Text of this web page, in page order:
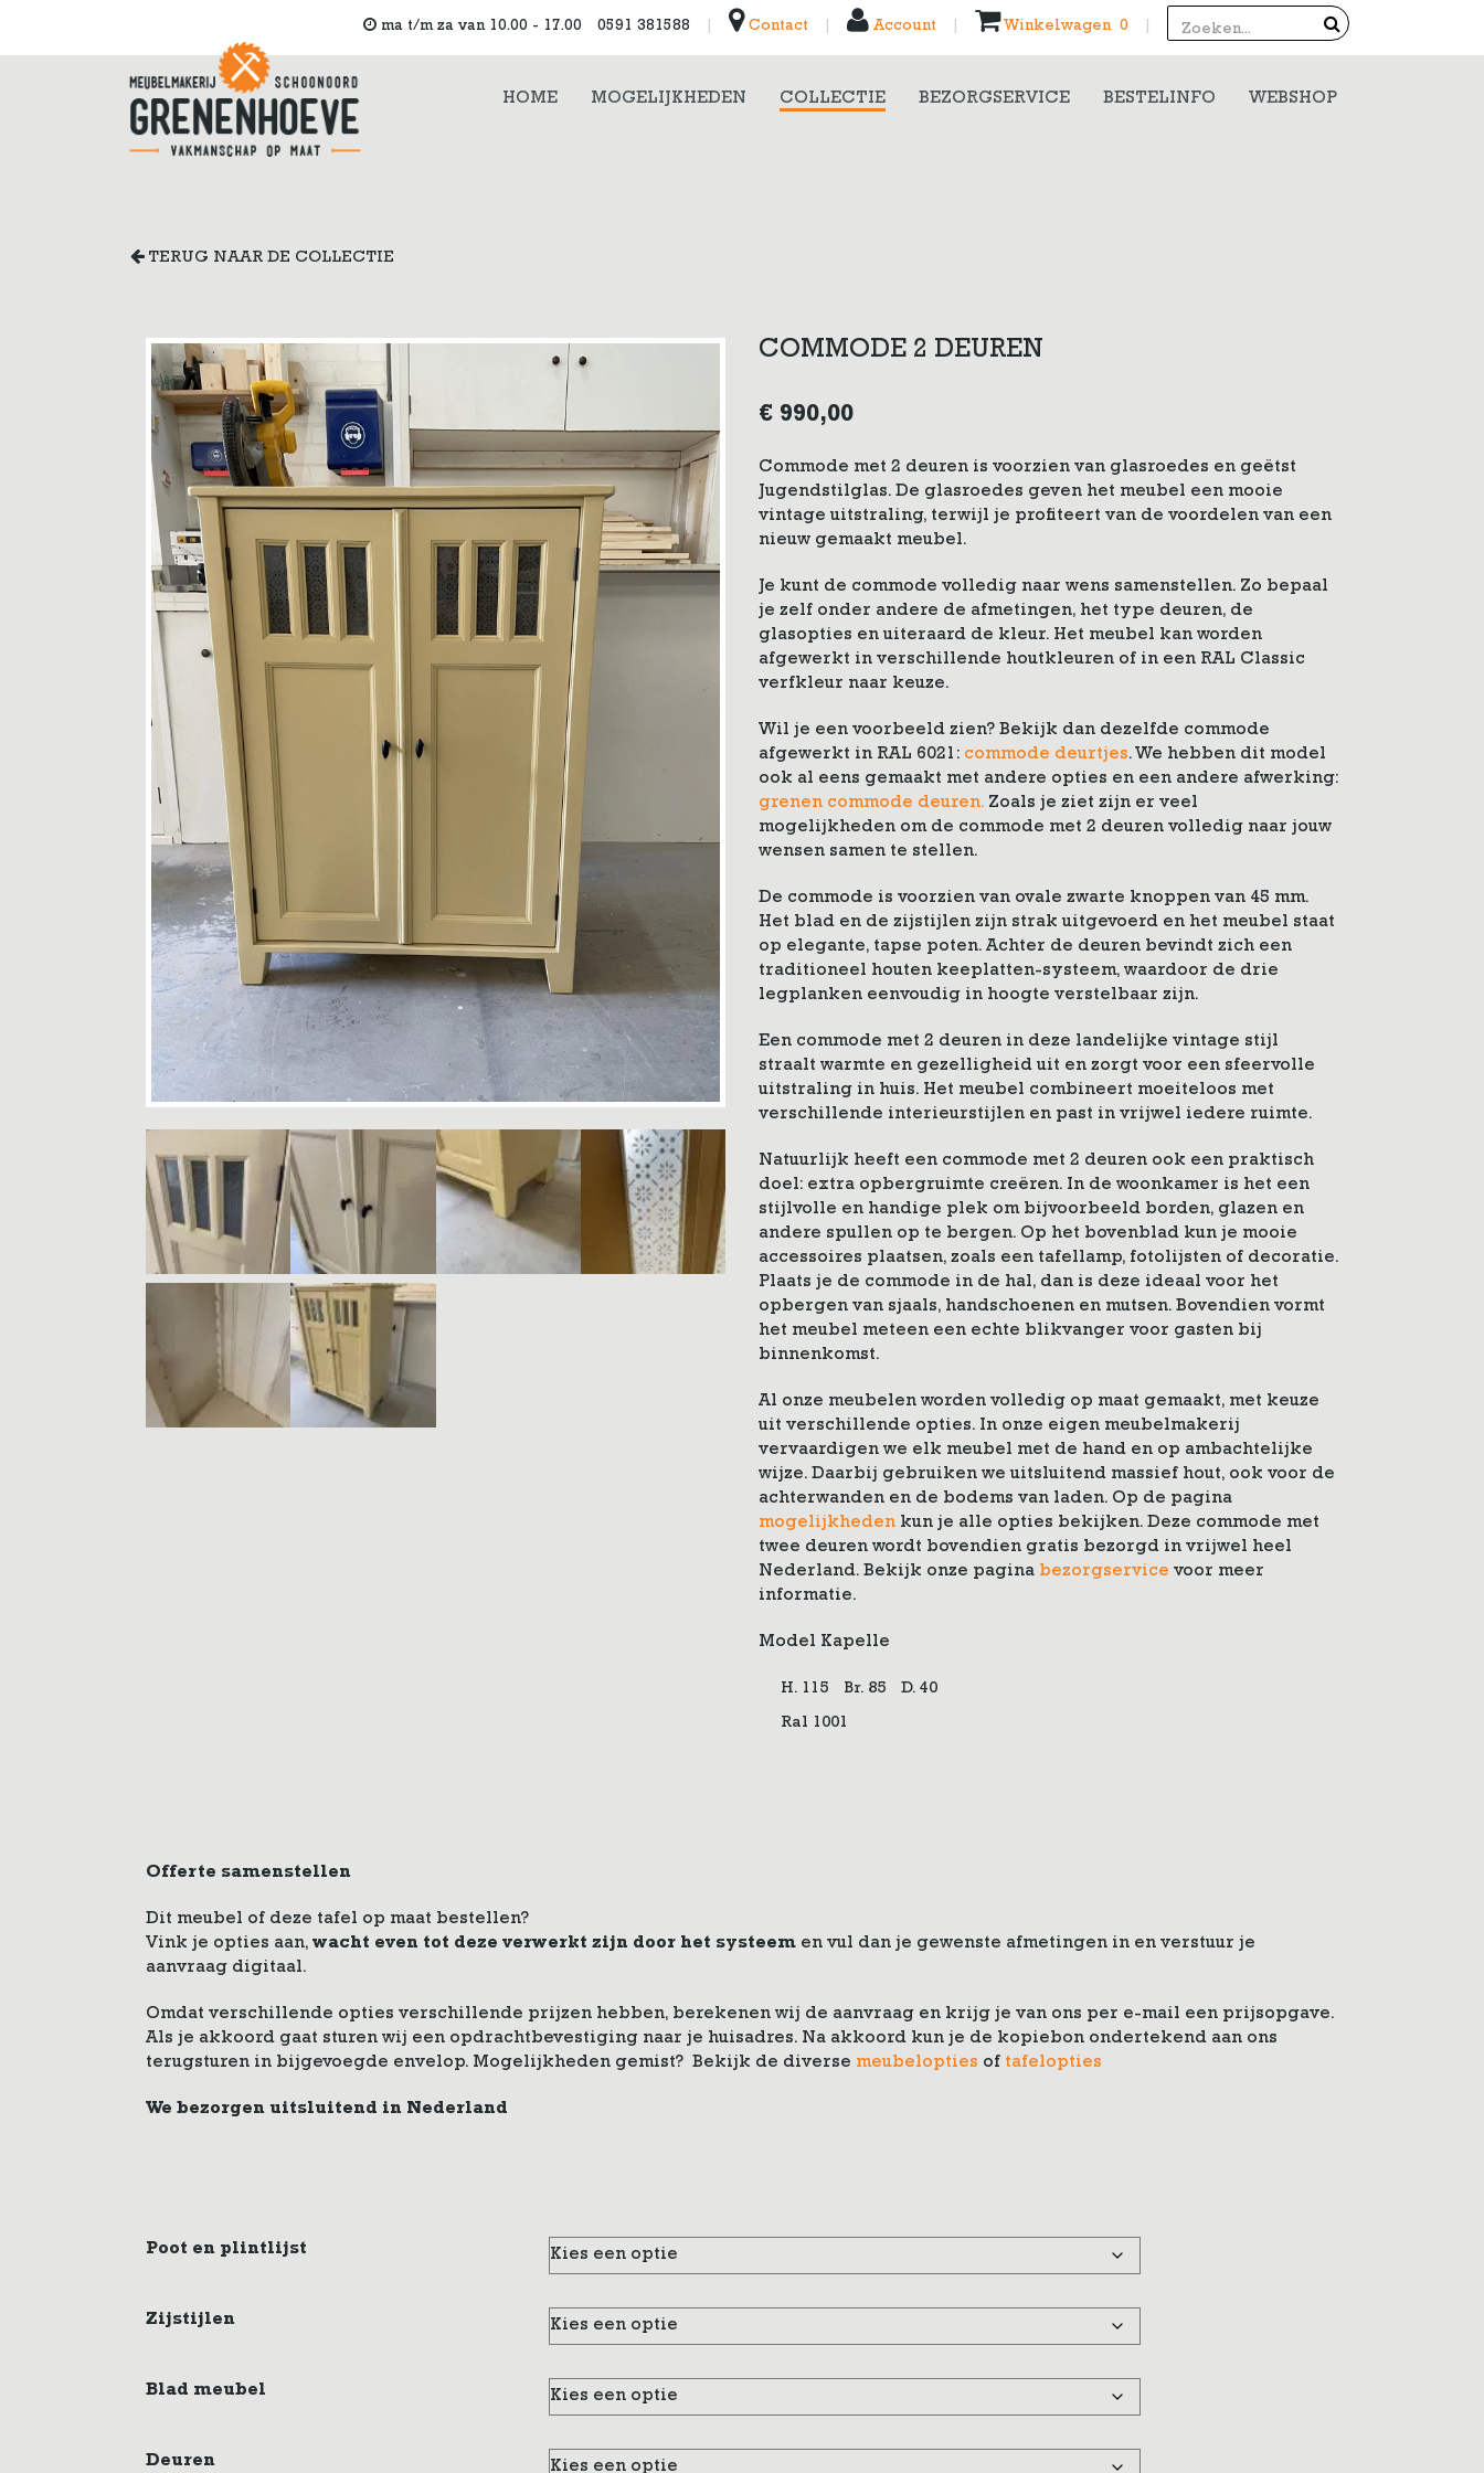
ma t/m za van 10.00 - 17.00 0591 381588 Contact Account Winkelwagen 0
HOME MOGELIJKHEDEN COLLECTIE BEZORGSERVICE BESTELINFO WEBSHOP
TERUG NAAR DE COLLECTIE
COMMODE 2 DEUREN
€ 990,00
Commode met 2 deuren is voorzien van glasroedes en geëtst
Jugendstilglas. De glasroedes geven het meubel een mooie
vintage uitstraling, terwijl je profiteert van de voordelen van een
nieuw gemaakt meubel.
Je kunt de commode volledig naar wens samenstellen. Zo bepaal
je zelf onder andere de afmetingen, het type deuren, de
glasopties en uiteraard de kleur. Het meubel kan worden
afgewerkt in verschillende houtkleuren of in een RAL Classic
verfkleur naar keuze.
Wil je een voorbeeld zien? Bekijk dan dezelfde commode
afgewerkt in RAL 6021: commode deurtjes. We hebben dit model
ook al eens gemaakt met andere opties en een andere afwerking:
grenen commode deuren. Zoals je ziet zijn er veel
mogelijkheden om de commode met 2 deuren volledig naar jouw
wensen samen te stellen.
De commode is voorzien van ovale zwarte knoppen van 45 mm.
Het blad en de zijstijlen zijn strak uitgevoerd en het meubel staat
op elegante, tapse poten. Achter de deuren bevindt zich een
traditioneel houten keeplatten-systeem, waardoor de drie
legplanken eenvoudig in hoogte verstelbaar zijn.
Een commode met 2 deuren in deze landelijke vintage stijl
straalt warmte en gezelligheid uit en zorgt voor een sfeervolle
uitstraling in huis. Het meubel combineert moeiteloos met
verschillende interieurstijlen en past in vrijwel iedere ruimte.
Natuurlijk heeft een commode met 2 deuren ook een praktisch
doel: extra opbergruimte creëren. In de woonkamer is het een
stijlvolle en handige plek om bijvoorbeeld borden, glazen en
andere spullen op te bergen. Op het bovenblad kun je mooie
accessoires plaatsen, zoals een tafellamp, fotolijsten of decoratie.
Plaats je de commode in de hal, dan is deze ideaal voor het
opbergen van sjaals, handschoenen en mutsen. Bovendien vormt
het meubel meteen een echte blikvanger voor gasten bij
binnenkomst.
Al onze meubelen worden volledig op maat gemaakt, met keuze
uit verschillende opties. In onze eigen meubelmakerij
vervaardigen we elk meubel met de hand en op ambachtelijke
wijze. Daarbij gebruiken we uitsluitend massief hout, ook voor de
achterwanden en de bodems van laden. Op de pagina
mogelijkheden kun je alle opties bekijken. Deze commode met
twee deuren wordt bovendien gratis bezorgd in vrijwel heel
Nederland. Bekijk onze pagina bezorgservice voor meer
informatie.
Model Kapelle
H. 115 Br. 85 D. 40
Ral 1001
Offerte samenstellen
Dit meubel of deze tafel op maat bestellen?
Vink je opties aan, wacht even tot deze verwerkt zijn door het systeem en vul dan je gewenste afmetingen in en verstuur je
aanvraag digitaal.
Omdat verschillende opties verschillende prijzen hebben, berekenen wij de aanvraag en krijg je van ons per e-mail een prijsopgave.
Als je akkoord gaat sturen wij een opdrachtbevestiging naar je huisadres. Na akkoord kun je de kopiebon ondertekend aan ons
terugsturen in bijgevoegde envelop. Mogelijkheden gemist? Bekijk de diverse meubelopties of tafelopties
We bezorgen uitsluitend in Nederland
Poot en plintlijst
Zijstijlen
Blad meubel
Deuren